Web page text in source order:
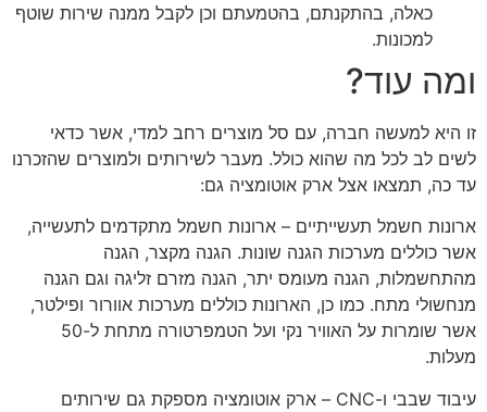
כאלה, בהתקנתם, בהטמעתם וכן לקבל ממנה שירות שוטף
למכונות.
ומה עוד?
זו היא למעשה חברה, עם סל מוצרים רחב למדי, אשר כדאי
לשים לב לכל מה שהוא כולל. מעבר לשירותים ולמוצרים שהזכרנו
עד כה, תמצאו אצל ארק אוטומציה גם:
ארונות חשמל תעשייתיים – ארונות חשמל מתקדמים לתעשייה,
אשר כוללים מערכות הגנה שונות. הגנה מקצר, הגנה
מהתחשמלות, הגנה מעומס יתר, הגנה מזרם זליגה וגם הגנה
מנחשולי מתח. כמו כן, הארונות כוללים מערכות אוורור ופילטר,
אשר שומרות על האוויר נקי ועל הטמפרטורה מתחת ל-50
מעלות.
עיבוד שבבי ו-CNC – ארק אוטומציה מספקת גם שירותים